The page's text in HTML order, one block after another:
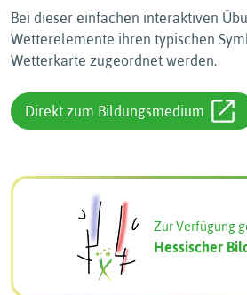
Bei dieser einfachen interaktiven
Wetterelemente ihren typischen
Wetterkarte zugeordnet werden.
Direkt zum Bildungsmedium
Zur Verfügung
Hessischer